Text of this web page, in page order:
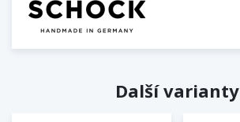
Další varianty